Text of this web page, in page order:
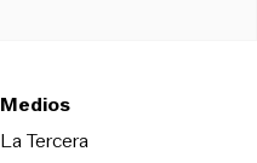
Medios
La TerceraOpens in new